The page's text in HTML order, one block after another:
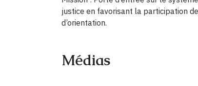
justice en favorisant la participation
d’orientation.
Médias